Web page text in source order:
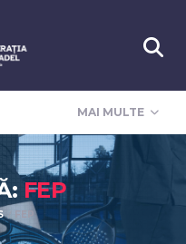
MAI MULTE
FEP
FEP